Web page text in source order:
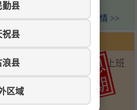
勤县
祝县
浪县
区域
查看详情 >>
，医师一名，正常班。上班
系电话：13659357719